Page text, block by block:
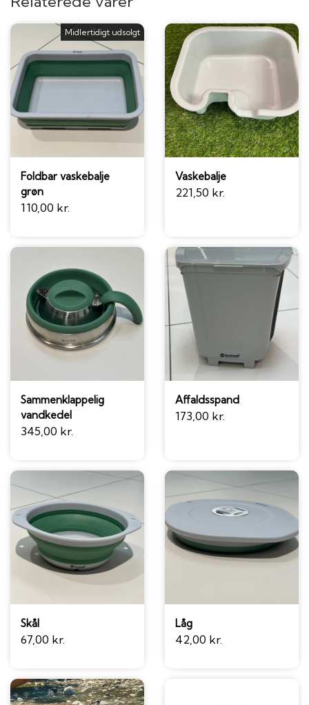
Midlertidigt udsolgt
Foldbar vaskebalje
grøn
110,00 kr.
Vaskebalje
221,50 kr.
Sammenklappelig
vandkedel
345,00 kr.
Affaldsspand
173,00 kr.
Skål
67,00 kr.
Låg
42,00 kr.